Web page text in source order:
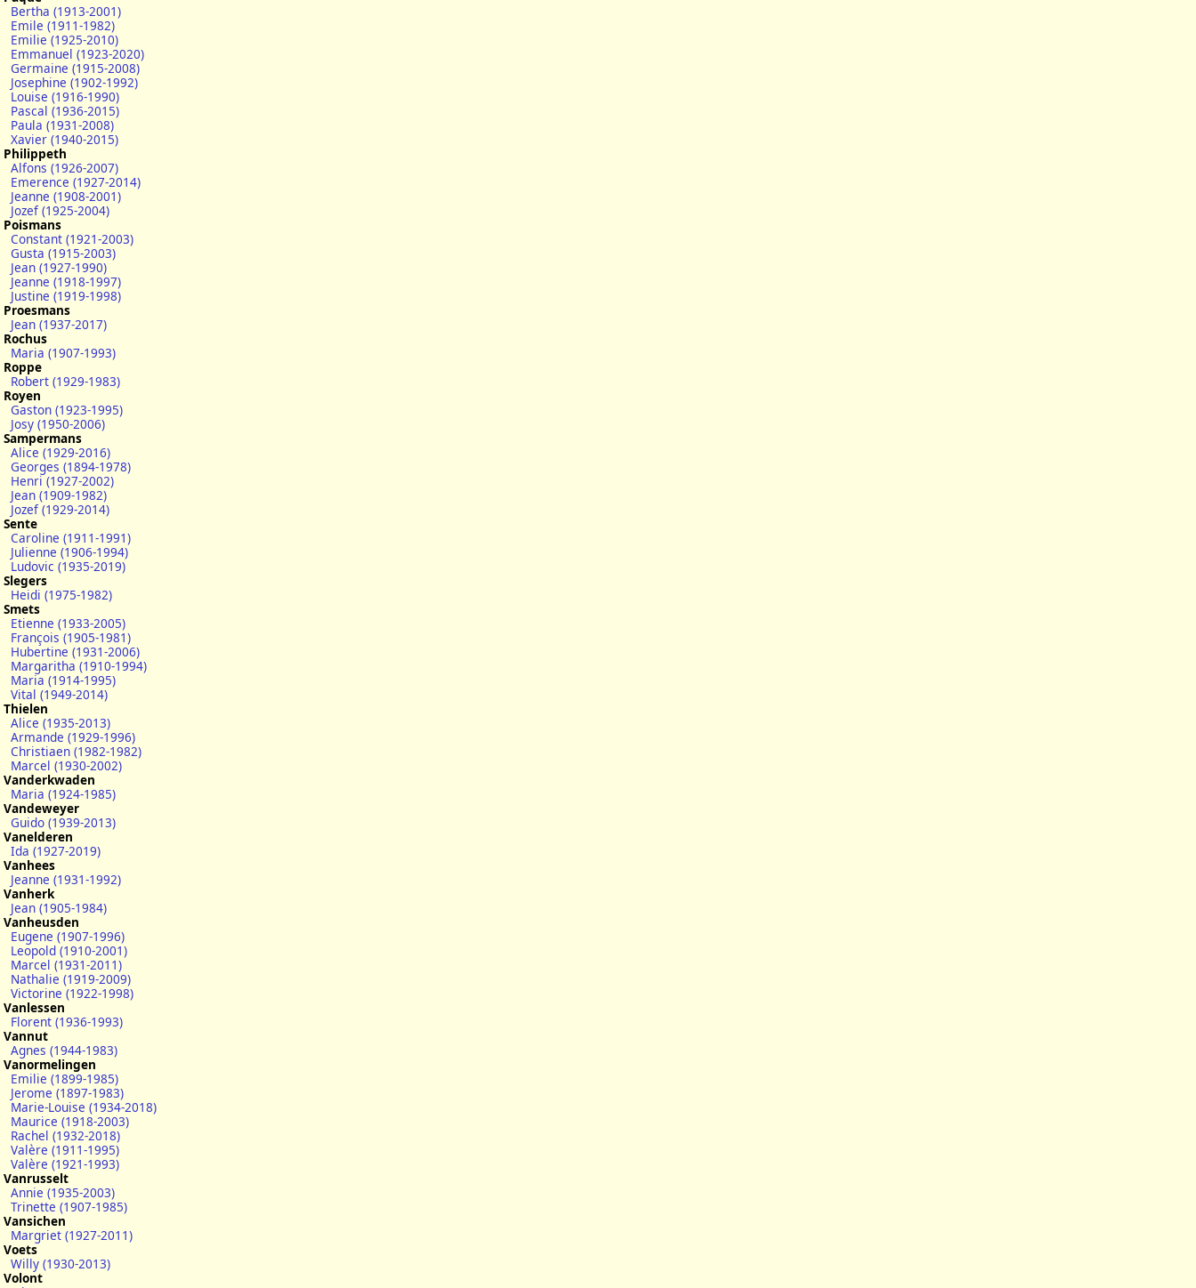
Bertha (1913-2001)
Emile (1911-1982)
Emilie (1925-2010)
Emmanuel (1923-2020)
Germaine (1915-2008)
Josephine (1902-1992)
Louise (1916-1990)
Pascal (1936-2015)
Paula (1931-2008)
Xavier (1940-2015)
Philippeth
Alfons (1926-2007)
Emerence (1927-2014)
Jeanne (1908-2001)
Jozef (1925-2004)
Poismans
Constant (1921-2003)
Gusta (1915-2003)
Jean (1927-1990)
Jeanne (1918-1997)
Justine (1919-1998)
Proesmans
Jean (1937-2017)
Rochus
Maria (1907-1993)
Roppe
Robert (1929-1983)
Royen
Gaston (1923-1995)
Josy (1950-2006)
Sampermans
Alice (1929-2016)
Georges (1894-1978)
Henri (1927-2002)
Jean (1909-1982)
Jozef (1929-2014)
Sente
Caroline (1911-1991)
Julienne (1906-1994)
Ludovic (1935-2019)
Slegers
Heidi (1975-1982)
Smets
Etienne (1933-2005)
François (1905-1981)
Hubertine (1931-2006)
Margaritha (1910-1994)
Maria (1914-1995)
Vital (1949-2014)
Thielen
Alice (1935-2013)
Armande (1929-1996)
Christiaen (1982-1982)
Marcel (1930-2002)
Vanderkwaden
Maria (1924-1985)
Vandeweyer
Guido (1939-2013)
Vanelderen
Ida (1927-2019)
Vanhees
Jeanne (1931-1992)
Vanherk
Jean (1905-1984)
Vanheusden
Eugene (1907-1996)
Leopold (1910-2001)
Marcel (1931-2011)
Nathalie (1919-2009)
Victorine (1922-1998)
Vanlessen
Florent (1936-1993)
Vannut
Agnes (1944-1983)
Vanormelingen
Emilie (1899-1985)
Jerome (1897-1983)
Marie-Louise (1934-2018)
Maurice (1918-2003)
Rachel (1932-2018)
Valère (1911-1995)
Valère (1921-1993)
Vanrusselt
Annie (1935-2003)
Trinette (1907-1985)
Vansichen
Margriet (1927-2011)
Voets
Willy (1930-2013)
Volont